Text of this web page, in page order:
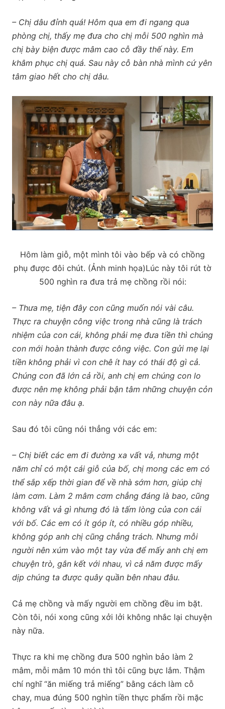
– Chị dâu đỉnh quá! Hôm qua em đi ngang qua
phòng chị, thấy mẹ đưa cho chị mỗi 500 nghìn mà
chị bày biện được mâm cao cỗ đầy thế này. Em
khâm phục chị quá. Sau này cỗ bàn nhà mình cứ yên
tâm giao hết cho chị dâu.
Hôm làm giỗ, một mình tôi vào bếp và có chồng
phụ được đôi chút. (Ảnh minh họa)Lúc này tôi rút tờ
500 nghìn ra đưa trả mẹ chồng rồi nói:
– Thưa mẹ, tiện đây con cũng muốn nói vài câu.
Thực ra chuyện công việc trong nhà cũng là trách
nhiệm của con cái, không phải mẹ đưa tiền thì chúng
con mới hoàn thành được công việc. Con gửi mẹ lại
tiền không phải vì con chê ít hay có thái độ gì cả.
Chúng con đã lớn cả rồi, anh chị em chúng con lo
được nên mẹ không phải bận tâm những chuyện cỏn
con này nữa đâu ạ.
Sau đó tôi cũng nói thẳng với các em:
– Chị biết các em đi đường xa vất vả, nhưng một
năm chỉ có một cái giỗ của bố, chị mong các em có
thể sắp xếp thời gian để về nhà sớm hơn, giúp chị
làm cơm. Làm 2 mâm cơm chẳng đáng là bao, cũng
không vất vả gì nhưng đó là tấm lòng của con cái
với bố. Các em có ít góp ít, có nhiều góp nhiều,
không góp anh chị cũng chẳng trách. Nhưng mỗi
người nên xúm vào một tay vừa để mấy anh chị em
chuyện trò, gắn kết với nhau, vì cả năm được mấy
dịp chúng ta được quây quần bên nhau đâu.
Cả mẹ chồng và mấy người em chồng đều im bặt.
Còn tôi, nói xong cũng xởi lởi không nhắc lại chuyện
này nữa.
Thực ra khi mẹ chồng đưa 500 nghìn bảo làm 2
mâm, mỗi mâm 10 món thì tôi cũng bực lắm. Thậm
chí nghĩ “ăn miếng trả miếng” bằng cách làm cỗ
chay, mua đúng 500 nghìn tiền thực phẩm rồi mặc